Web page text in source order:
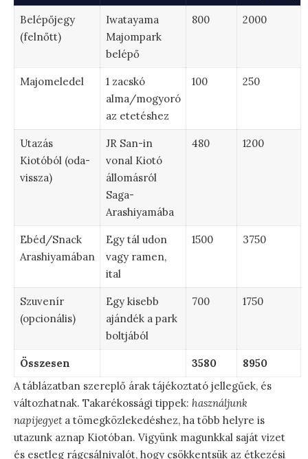
Belépőjegy
(felnőtt)
Iwatayama
Majompark
belépő
800 2000
Majomeledel
1 zacskó
alma/mogyoró
az etetéshez
100 250
Utazás
Kiotóból (oda-
vissza)
JR San-in
vonal Kiotó
állomásról
Saga-
Arashiyamába
480 1200
Ebéd/Snack
Arashiyamában
Egy tál udon
vagy ramen,
ital
1500 3750
Szuvenír
(opcionális)
Egy kisebb
ajándék a park
boltjából
700 1750
Összesen 3580
8950
A táblázatban szereplő árak tájékoztató jellegűek, és
változhatnak. Takarékossági tippek: használjunk
napijegyeta tömegközlekedéshez, ha több helyre is
utazunk aznap Kiotóban. Vigyünk magunkkal saját vizet
és esetleg rágcsálnivalót, hogy csökkentsük az étkezési